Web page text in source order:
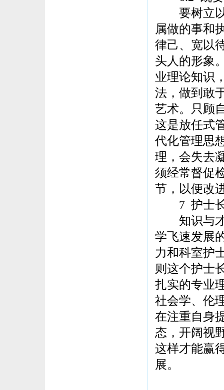
要树立以
属做的事和
律己、宽以
头人的形象
业理论知识
法，做到敢
艺术。只顾
这是放任式
代化管理思
理，会失去
须经常督促
节，以便改
7 护士长
知识与才
学飞速发展
力和科室护
则这个护士
扎实的专业
社会学、伦
在注重自身
态，开阔视
这样才能赢
展。